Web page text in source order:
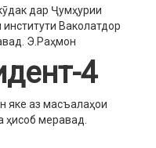
дар Ҷумҳурии
Ваколатдор
Э.Раҳмон
4
яке аз масъалаҳои
ҳисоб меравад.